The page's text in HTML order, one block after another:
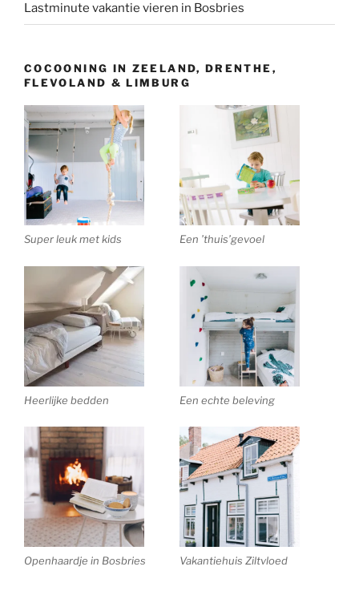
Lastminute vakantie vieren in Bosbries
COCOONING IN ZEELAND, DRENTHE,
FLEVOLAND & LIMBURG
Super leuk met kids Een ’thuis’gevoel
Heerlijke bedden Een echte beleving
Openhaardje in Bosbries Vakantiehuis Ziltvloed